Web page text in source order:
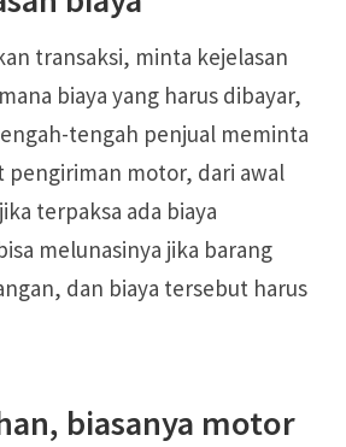
transaksi, minta kejelasan
biaya yang harus dibayar,
tengah penjual meminta
pengiriman motor, dari awal
terpaksa ada biaya
melunasinya jika barang
dan biaya tersebut harus
biasanya motor